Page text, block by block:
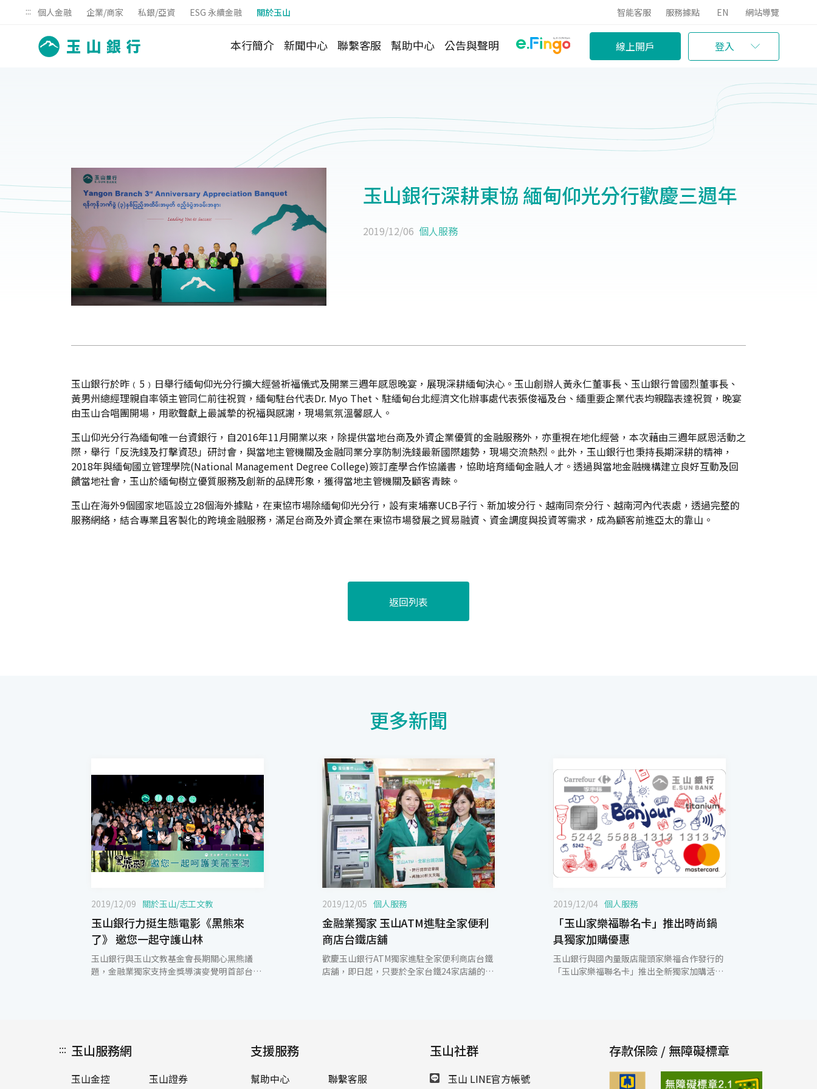
::: 個人金融 企業/商家 私銀/亞資 ESG 永續金融 關於玉山 智能客服 服務據點 EN 網站導覽
本行簡介 新聞中心 聯繫客服 幫助中心 公告與聲明 線上開戶 登入
玉山銀行深耕東協 緬甸仰光分行歡慶三週年
2019/12/06 個人服務
玉山銀行於昨﹙5﹚日舉行緬甸仰光分行擴大經營祈福儀式及開業三週年感恩晚宴，展現深耕緬甸決心。玉山創辦人黃永仁董事長、玉山銀行曾國烈董事長、
黃男州總經理親自率領主管同仁前往祝賀，緬甸駐台代表Dr. Myo Thet、駐緬甸台北經濟文化辦事處代表張俊福及台、緬重要企業代表均親臨表達祝賀，晚宴
由玉山合唱團開場，用歌聲獻上最誠摯的祝福與感謝，現場氣氛溫馨感人。
玉山仰光分行為緬甸唯一台資銀行，自2016年11月開業以來，除提供當地台商及外資企業優質的金融服務外，亦重視在地化經營，本次藉由三週年感恩活動之
際，舉行「反洗錢及打擊資恐」研討會，與當地主管機關及金融同業分享防制洗錢最新國際趨勢，現場交流熱烈。此外，玉山銀行也秉持長期深耕的精神，
2018年與緬甸國立管理學院(National Management Degree College)簽訂產學合作協議書，協助培育緬甸金融人才。透過與當地金融機構建立良好互動及回
饋當地社會，玉山於緬甸樹立優質服務及創新的品牌形象，獲得當地主管機關及顧客青睞。
玉山在海外9個國家地區設立28個海外據點，在東協市場除緬甸仰光分行，設有柬埔寨UCB子行、新加坡分行、越南同奈分行、越南河內代表處，透過完整的
服務網絡，結合專業且客製化的跨境金融服務，滿足台商及外資企業在東協市場發展之貿易融資、資金調度與投資等需求，成為顧客前進亞太的靠山。
返回列表
更多新聞
2019/12/09 關於玉山/志工文教
玉山銀行力挺生態電影《黑熊來
了》 邀您一起守護山林
玉山銀行與玉山文教基金會長期關心黑熊議
題，金融業獨家支持金獎導演麥覺明首部台灣
守護山林，重視生態保育的重要性。 台灣黑熊
常被認為是最能代表台灣的動物，目前數量稀
少僅約有200~600隻，仍屬瀕危物種，以
《MIT台灣誌》紀錄台灣山林的導演麥覺明，
2019/12/05 個人服務
金融業獨家 玉山ATM進駐全家便利
商店台鐵店舖
歡慶玉山銀行ATM獨家進駐全家便利商店台鐵
店舖，即日起，只要於全家台鐵24家店舖的玉
台鐵2018全年乘客運載量約有2.3億人次，高
人流之龐大消費市場商機，帶動周邊商圈經
濟。今年7月，玉山銀行與全家便利商店攜手
合作，於全國台鐵車站內的全家便利商店共24
2019/12/04 個人服務
「玉山家樂福聯名卡」推出時尚鍋
具獨家加購優惠
玉山銀行與國內量販店龍頭家樂福合作發行的
「玉山家樂福聯名卡」推出全新獨家加購活
店內搭配Carrefour Wallet綁定聯名卡支付，
更可享有家樂福點數9倍送(等同約3%現金回
饋)！ 此外，每月13日玉山會員日，於2019年
12月13日當日在店內單筆消費滿699元以上，
::: 玉山服務網
玉山金控 玉山證券
支援服務
幫助中心 聯繫客服
玉山社群
玉山 LINE官方帳號
存款保險 / 無障礙標章